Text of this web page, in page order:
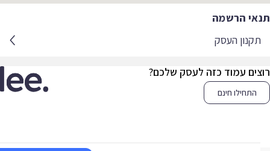
הרשמה
תקנון העסק
עמוד כזה לעסק שלכם?
התחילו חינם